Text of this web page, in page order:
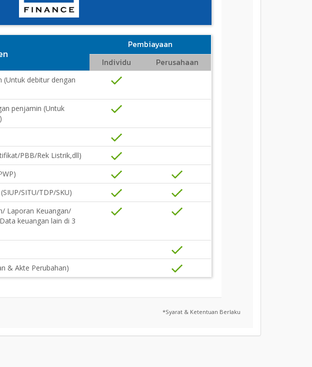
Pembiayaan
Individu
Perusahaan
(Untuk debitur dengan
penjamin (Untuk
PBB/Rek Listrik,dll)
SITU/TDP/SKU)
Laporan Keuangan/
keuangan lain di 3
& Akte Perubahan)
*Syarat & Ketentuan Berlaku